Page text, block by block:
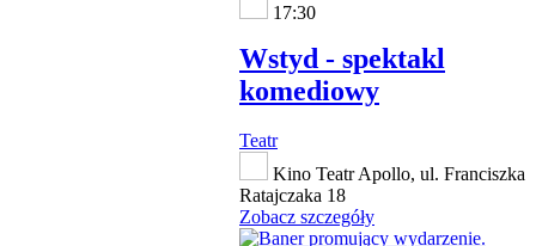
17:30
Wstyd - spektakl
komediowy
Teatr
Kino Teatr Apollo, ul. Franciszka
Ratajczaka 18
Zobacz szczegóły